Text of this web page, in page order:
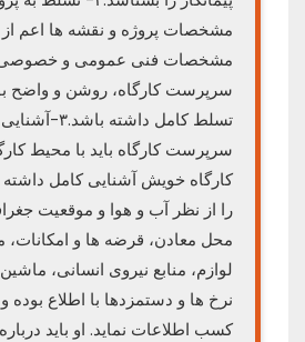
مشخصات پروژه و نقشه ها اعم از
مشخصات فنی عمومی و خصوصی
سرپرست کارگاه، روشن و واضح
تسلط کامل داشته
سرپرست کارگاه باید با محیط
کارگاه خویش آشنایی کامل
را از نظر آب و هوا و موقعیت
محل معادن، قرضه ها و امکانات،
لوازم، منابع نیروی انسانی،
نرخ ها و دستمزدها با اطلاع
کسب اطلاعات نماید. او باید